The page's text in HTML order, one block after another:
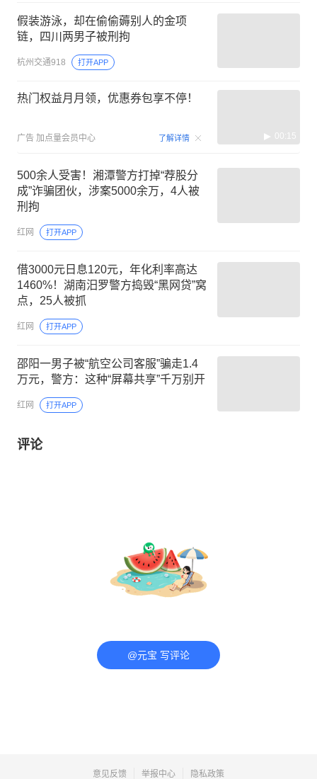
假装游泳，却在偷偷薅别人的金项
链，四川两男子被刑拘
杭州交通918 打开APP
热门权益月月领，优惠券包享不停！
广告 加点量会员中心 了解详情 00:15
500余人受害！湘潭警方打掉“荐股分
成”诈骗团伙，涉案5000余万，4人被
刑拘
红网 打开APP
借3000元日息120元，年化利率高达
1460%！湖南汨罗警方捣毁“黑网贷”窝
点，25人被抓
红网 打开APP
邵阳一男子被“航空公司客服”骗走1.4
万元，警方：这种“屏幕共享”千万别开
红网 打开APP
评论
@元宝 写评论
意见反馈 举报中心 隐私政策